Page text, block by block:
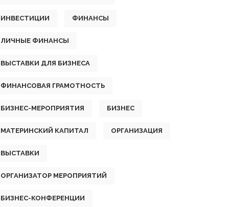
ИНВЕСТИЦИИ ФИНАНСЫ
ЛИЧНЫЕ ФИНАНСЫ
ВЫСТАВКИ ДЛЯ БИЗНЕСА
ФИНАНСОВАЯ ГРАМОТНОСТЬ
БИЗНЕС-МЕРОПРИЯТИЯ БИЗНЕС
МАТЕРИНСКИЙ КАПИТАЛ ОРГАНИЗАЦИЯ
ВЫСТАВКИ
ОРГАНИЗАТОР МЕРОПРИЯТИЙ
БИЗНЕС-КОНФЕРЕНЦИИ